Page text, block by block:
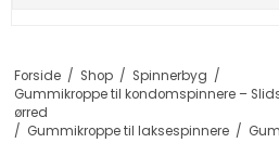
Forside / Shop / Spinnerbyg /
Gummikroppe til kondomspinnere –
ørred
/ Gummikroppe til laksespinnere /